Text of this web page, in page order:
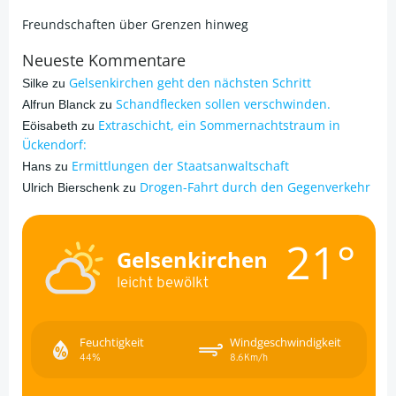
Freundschaften über Grenzen hinweg
Neueste Kommentare
Silke zu Gelsenkirchen geht den nächsten Schritt
Alfrun Blanck zu Schandflecken sollen verschwinden.
Eöisabeth zu Extraschicht, ein Sommernachtstraum in
Ückendorf:
Hans zu Ermittlungen der Staatsanwaltschaft
Ulrich Bierschenk zu Drogen-Fahrt durch den Gegenverkehr
Gelsenkirchen
leicht bewölkt 21°
Feuchtigkeit
44%
Windgeschwindigkeit
8.6Km/h